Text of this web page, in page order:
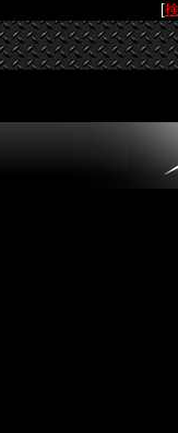
[